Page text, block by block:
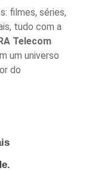
filmes, séries,
tudo com a
Telecom
um universo
do